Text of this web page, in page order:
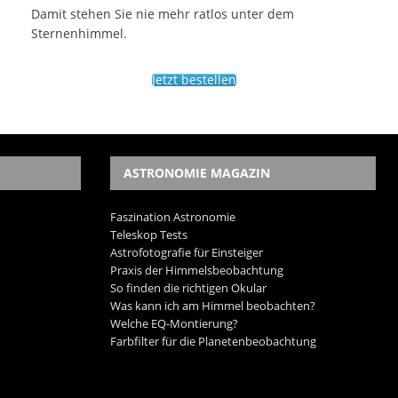
Damit stehen Sie nie mehr ratlos unter dem
Sternenhimmel.
Jetzt bestellen
ASTRONOMIE MAGAZIN
Faszination Astronomie
Teleskop Tests
Astrofotografie für Einsteiger
Praxis der Himmelsbeobachtung
So finden die richtigen Okular
Was kann ich am Himmel beobachten?
Welche EQ-Montierung?
Farbfilter für die Planetenbeobachtung